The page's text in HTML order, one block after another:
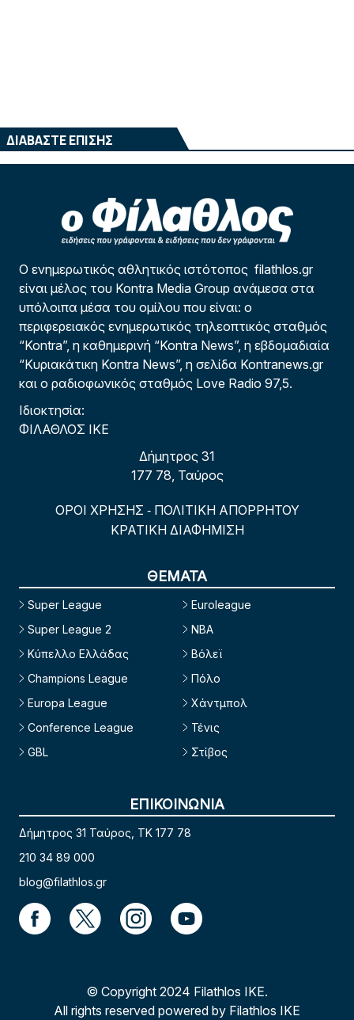
ΔΙΑΒΑΣΤΕ ΕΠΙΣΗΣ
Ο ενημερωτικός αθλητικός ιστότοπος filathlos.gr
είναι μέλος του Kontra Media Group ανάμεσα στα
υπόλοιπα μέσα του ομίλου που είναι: ο
περιφερειακός ενημερωτικός τηλεοπτικός σταθμός
“Kontra”, η καθημερινή “Kontra News”, η εβδομαδιαία
“Κυριακάτικη Kontra News”, η σελίδα Kontranews.gr
και ο ραδιοφωνικός σταθμός Love Radio 97,5.
Ιδιοκτησία:
ΦΙΛΑΘΛΟΣ ΙΚΕ
Δήμητρος 31
177 78, Ταύρος
ΟΡΟΙ ΧΡΗΣΗΣ - ΠΟΛΙΤΙΚΗ ΑΠΟΡΡΗΤΟΥ
ΚΡΑΤΙΚΗ ΔΙΑΦΗΜΙΣΗ
ΘΕΜΑΤΑ
Super League
Super League 2
Κύπελλο Ελλάδας
Champions League
Europa League
Conference League
GBL
Euroleague
NBA
Βόλεϊ
Πόλο
Χάντμπολ
Τένις
Στίβος
ΕΠΙΚΟΙΝΩΝΙΑ
Δήμητρος 31 Ταύρος, TK 177 78
210 34 89 000
blog@filathlos.gr
© Copyright 2024 Filathlos ΙΚΕ.
All rights reserved powered by Filathlos ΙΚΕ